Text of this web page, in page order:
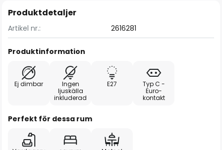
Produktdetaljer
Artikel nr.: 2616281
Produktinformation
Ej dimbar
Ingen
ljuskälla
inkluderad
E27
Typ C -
Euro-
kontakt
Perfekt för dessa rum